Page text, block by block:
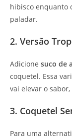
hibisco enquanto
paladar.
2. Versão
Adicione suco de
coquetel. Essa
vai elevar o
3. Coquetel
Para uma